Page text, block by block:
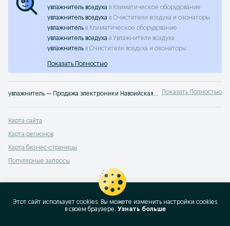
увлажнитель воздуха в Климатическое оборудование
увлажнитель воздуха в Очистители воздуха и озонаторы
увлажнитель в Климатическое оборудование
увлажнитель воздуха в Увлажнители воздуха
увлажнитель в Очистители воздуха и озонаторы
Показать Полностью
увлажнитель — Продажа электроники Навоийская область ✔️ Большой выбор новых и б/у смартфонов, наушников и аксессуаров по выгодным ценам ☝ Проверенные предложения на OLX.uz Показать Полностью
Карта сайта
Карта регионов
Карта бизнес-страницы
Популярные запросы
Этот сайт использует cookies. Вы можете изменить настройки cookies
в своeм браузере. Узнать больше